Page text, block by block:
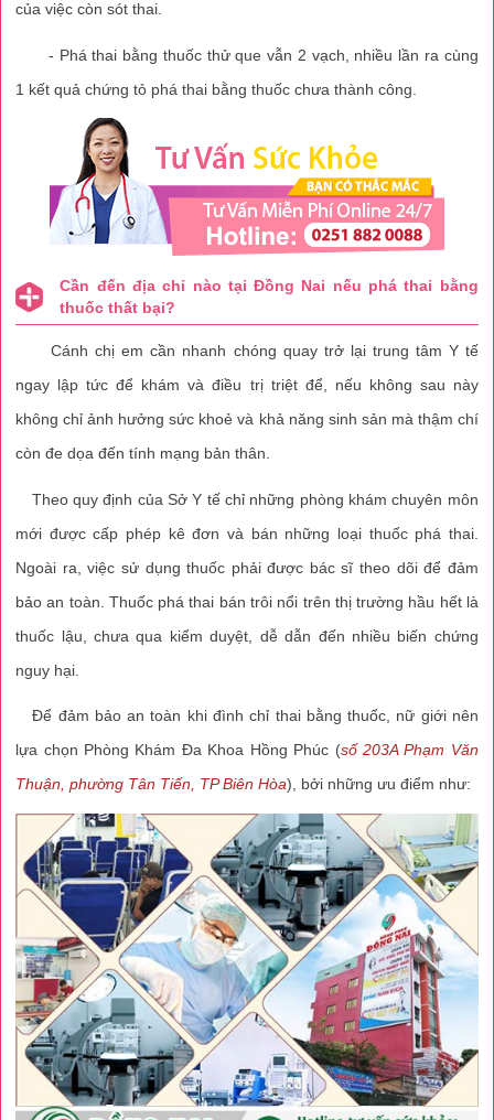
của việc còn sót thai.
- Phá thai bằng thuốc thử que vẫn 2 vạch, nhiều lần ra cùng
1 kết quả chứng tỏ phá thai bằng thuốc chưa thành công.
Cần đến địa chỉ nào tại Đồng Nai nếu phá thai bằng
thuốc thất bại?
Cánh chị em cần nhanh chóng quay trở lại trung tâm Y tế
ngay lập tức để khám và điều trị triệt để, nếu không sau này
không chỉ ảnh hưởng sức khoẻ và khả năng sinh sản mà thậm chí
còn đe dọa đến tính mạng bản thân.
Theo quy định của Sở Y tế chỉ những phòng khám chuyên môn
mới được cấp phép kê đơn và bán những loại thuốc phá thai.
Ngoài ra, việc sử dụng thuốc phải được bác sĩ theo dõi để đảm
bảo an toàn. Thuốc phá thai bán trôi nổi trên thị trường hầu hết là
thuốc lậu, chưa qua kiểm duyệt, dễ dẫn đến nhiều biến chứng
nguy hại.
Để đảm bảo an toàn khi đình chỉ thai bằng thuốc, nữ giới nên
lựa chọn Phòng Khám Đa Khoa Hồng Phúc (số 203A Phạm Văn
Thuận, phường Tân Tiến, TP Biên Hòa), bởi những ưu điểm như: